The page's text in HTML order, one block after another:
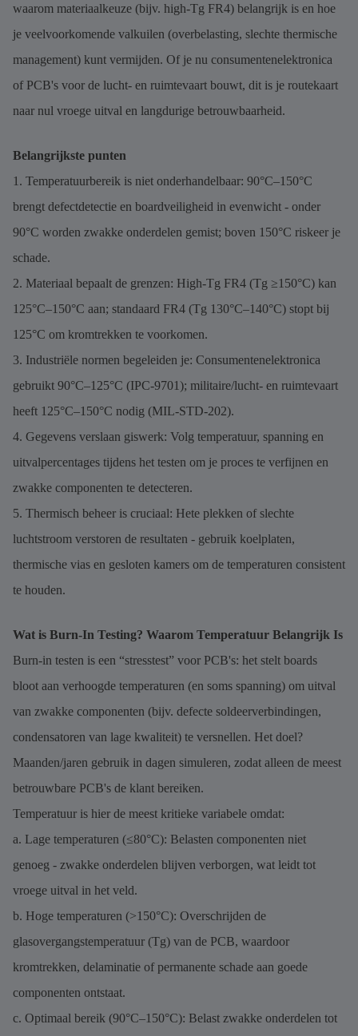
waarom materiaalkeuze (bijv. high-Tg FR4) belangrijk is en hoe
je veelvoorkomende valkuilen (overbelasting, slechte thermische
management) kunt vermijden. Of je nu consumentenelektronica
of PCB's voor de lucht- en ruimtevaart bouwt, dit is je routekaart
naar nul vroege uitval en langdurige betrouwbaarheid.
Belangrijkste punten
1. Temperatuurbereik is niet onderhandelbaar: 90°C–150°C
brengt defectdetectie en boardveiligheid in evenwicht - onder
90°C worden zwakke onderdelen gemist; boven 150°C riskeer je
schade.
2. Materiaal bepaalt de grenzen: High-Tg FR4 (Tg ≥150°C) kan
125°C–150°C aan; standaard FR4 (Tg 130°C–140°C) stopt bij
125°C om kromtrekken te voorkomen.
3. Industriële normen begeleiden je: Consumentenelektronica
gebruikt 90°C–125°C (IPC-9701); militaire/lucht- en ruimtevaart
heeft 125°C–150°C nodig (MIL-STD-202).
4. Gegevens verslaan giswerk: Volg temperatuur, spanning en
uitvalpercentages tijdens het testen om je proces te verfijnen en
zwakke componenten te detecteren.
5. Thermisch beheer is cruciaal: Hete plekken of slechte
luchtstroom verstoren de resultaten - gebruik koelplaten,
thermische vias en gesloten kamers om de temperaturen consistent
te houden.
Wat is Burn-In Testing? Waarom Temperatuur Belangrijk Is
Burn-in testen is een “stresstest” voor PCB's: het stelt boards
bloot aan verhoogde temperaturen (en soms spanning) om uitval
van zwakke componenten (bijv. defecte soldeerverbindingen,
condensatoren van lage kwaliteit) te versnellen. Het doel?
Maanden/jaren gebruik in dagen simuleren, zodat alleen de meest
betrouwbare PCB's de klant bereiken.
Temperatuur is hier de meest kritieke variabele omdat:
a. Lage temperaturen (≤80°C): Belasten componenten niet
genoeg - zwakke onderdelen blijven verborgen, wat leidt tot
vroege uitval in het veld.
b. Hoge temperaturen (>150°C): Overschrijden de
glasovergangstemperatuur (Tg) van de PCB, waardoor
kromtrekken, delaminatie of permanente schade aan goede
componenten ontstaat.
c. Optimaal bereik (90°C–150°C): Belast zwakke onderdelen tot